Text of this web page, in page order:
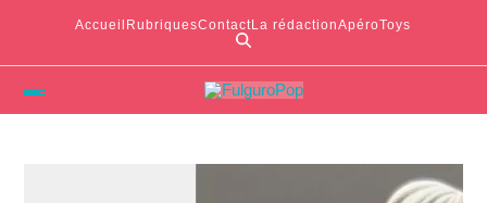
Accueil RubriquesContactLa rédactionApéroToys